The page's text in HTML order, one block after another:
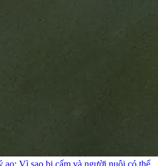
ao: Vì sao bị cấm và người nuôi có thể